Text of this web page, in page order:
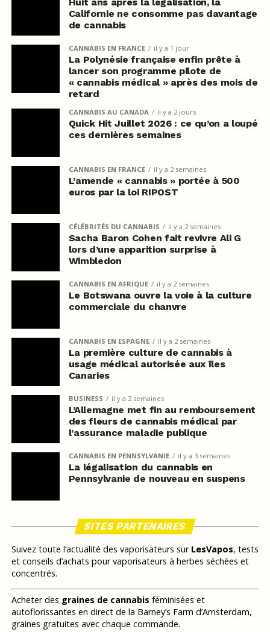
Californie ne consomme pas davantage
de cannabis
CANNABIS EN FRANCE il y a 1 jour
La Polynésie française enfin prête à
lancer son programme pilote de
« cannabis médical » après des mois de
retard
CANNABIS AU CANADA il y a 2 jours
Quick Hit Juillet 2026 : ce qu’on a loupé
ces dernières semaines
CANNABIS EN FRANCE il y a 2 semaines
L’amende « cannabis » portée à 500
euros par la loi RIPOST
CÉLÉBRITÉS DU CANNABIS il y a 2 semaines
Sacha Baron Cohen fait revivre Ali G
lors d’une apparition surprise à
Wimbledon
CANNABIS EN AFRIQUE il y a 2 semaines
Le Botswana ouvre la voie à la culture
commerciale du chanvre
CANNABIS EN ESPAGNE il y a 2 semaines
La première culture de cannabis à
usage médical autorisée aux îles
Canaries
BUSINESS il y a 2 semaines
L’Allemagne met fin au remboursement
des fleurs de cannabis médical par
l’assurance maladie publique
CANNABIS EN PENNSYLVANIE il y a 3 semaines
La légalisation du cannabis en
Pennsylvanie de nouveau en suspens
SITES PARTENAIRES
Suivez toute l’actualité des vaporisateurs sur LesVapos, tests
et conseils d’achats pour vaporisateurs à herbes séchées et
concentrés.
Acheter des graines de cannabis féminisées et
autoflorissantes en direct de la Barney’s Farm d’Amsterdam,
graines gratuites avec chaque commande.